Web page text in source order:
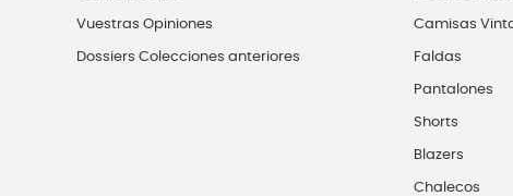
Vuestras Opiniones
Dossiers Colecciones anteriores
Camisas
Faldas
Pantalones
Shorts
Blazers
Chalecos